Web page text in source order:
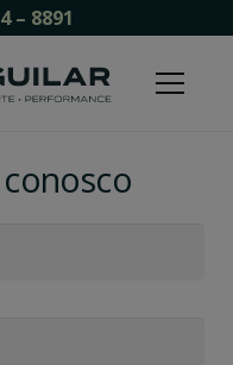
– 8891